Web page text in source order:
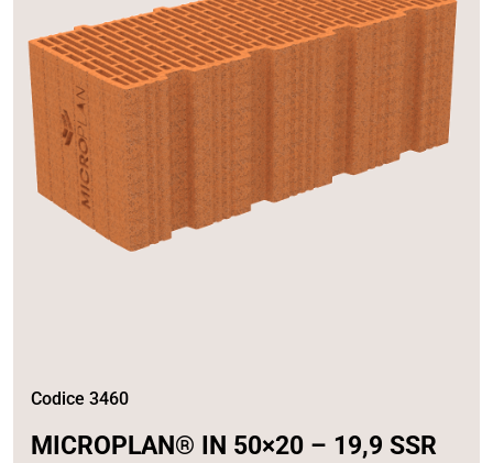
Codice 3460
MICROPLAN® IN 50×20 – 19,9 SSR